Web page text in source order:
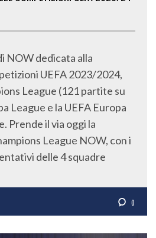
NOW dedicata alla
UEFA 2023/2024,
League (121 partite su
League e la UEFA Europa
Prende il via oggi la
League NOW, con i
delle 4 squadre
0